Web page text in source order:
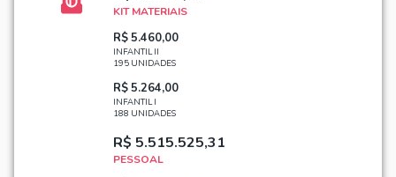
KIT MATERIAIS
R$ 5.460,00
INFANTIL II
195 UNIDADES
R$ 5.264,00
INFANTIL I
188 UNIDADES
R$ 5.515.525,31
PESSOAL